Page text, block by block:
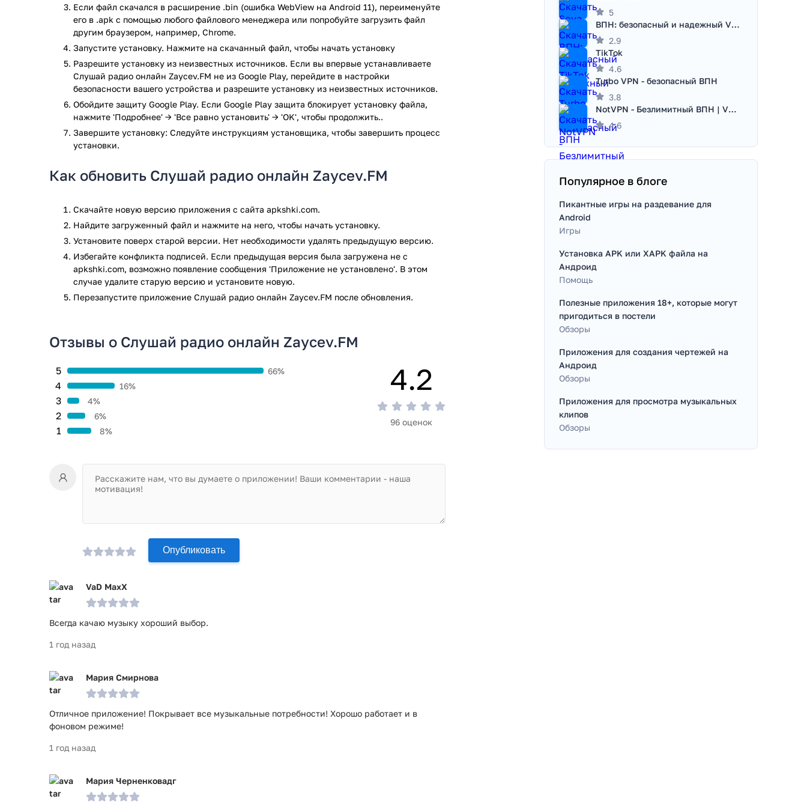
Пользоваться им разрешается начиная с 13 лет.
Как пользоваться приложением Zaycev.FM?
В первую очередь устанавливаем приложение и запускаем его, затем соглашаемся со всеми
требованиями Zaycev.FM (чтобы функционировало оно как надо, без перебоев и прочее).
После запуска вы увидите главный экран приложения, на нём сразу изображено несколько
радиостанций. На каждой из радиостанции играет какой-то трек. Собственно, вы можете
выбрать свой любимый жанр и подключится к радиостанции. Это даёт возможность
прослушивать любимые треки в любимом жанре (в онлайн режиме!). Нравится Рок или Поп?
Может быть вам нравятся острые музыкальные жанры, например Метал? Всё это конечно же
телефон. При всём этом Zaycev.FM является бесплатным приложением, вам нет
необходимости покупать какую-либо радиостанцию, чтобы слушать любимые треки. После
стоит также выделить режим «избранное». Что это значит? — Это означает что вы можете
выбрать одну или несколько своих любимые радиостанций и добавить их в свой список!
Также кроме этих функций есть ещё несколько дополнительных, например функция связи с
поддержкой. Если у вас что-то случилось и не работают радиостанции, либо возникли
другие проблемы, то там вам обязательно помогут. Также вы можете воспользоваться
настройками приложения Zaycev.FM.
Особенности приложения Zaycev.FM
музыкальными композициями
Возможно сменить тему приложения (делается это в настройках)
Наслаждайтесь музыкой где вам захочется и когда вам захочется!
Приложение Слушай радио онлайн Zaycev.FM прошло проверку антивирусом VirusTotal. В
результате проверки по всем последним сигнатурам заражения файлов не выявлено.
Если файл скачался в расширение .bin (ошибка WebView на Android 11), переименуйте
его в .apk с помощью любого файлового менеджера или попробуйте загрузить файл
другим браузером, например, Chrome.
Запустите установку. Нажмите на скачанный файл, чтобы начать установку
Разрешите установку из неизвестных источников. Если вы впервые устанавливаете
Слушай радио онлайн Zaycev.FM не из Google Play, перейдите в настройки
безопасности вашего устройства и разрешите установку из неизвестных источников.
Обойдите защиту Google Play. Если Google Play защита блокирует установку файла,
нажмите 'Подробнее' → 'Все равно установить' → 'OK', чтобы продолжить..
Завершите установку: Следуйте инструкциям установщика, чтобы завершить процесс
установки.
Как обновить Слушай радио онлайн Zaycev.FM
Скачайте новую версию приложения с сайта apkshki.com.
Найдите загруженный файл и нажмите на него, чтобы начать установку.
Установите поверх старой версии. Нет необходимости удалять предыдущую версию.
Избегайте конфликта подписей. Если предыдущая версия была загружена не с
apkshki.com, возможно появление сообщения 'Приложение не установлено'. В этом
случае удалите старую версию и установите новую.
Перезапустите приложениe Слушай радио онлайн Zaycev.FM после обновления.
Отзывы о Слушай радио онлайн Zaycev.FM
1 8%
2 6%
3 4%
4 16%
5 66% 4.2
96 оценок
Опубликовать
VaD MaxX
Всегда качаю музыку хороший выбор.
1 год назад
Мария Смирнова
Отличное приложение! Покрывает все музыкальные потребности! Хорошо работает и в
фоновом режиме!
1 год назад
Мария Черненковадг
5
ВПН: безопасный и надежный VPN
2.9
TikTok
4.6
Turbo VPN - безопасный ВПН
3.8
NotVPN - Безлимитный ВПН | VPN
4.6
Популярное в блоге
Пикантные игры на раздевание для
Android
Игры
Установка APK или XAPK файла на
Андроид
Помощь
Полезные приложения 18+, которые могут
пригодиться в постели
Обзоры
Приложения для создания чертежей на
Андроид
Обзоры
Приложения для просмотра музыкальных
клипов
Обзоры